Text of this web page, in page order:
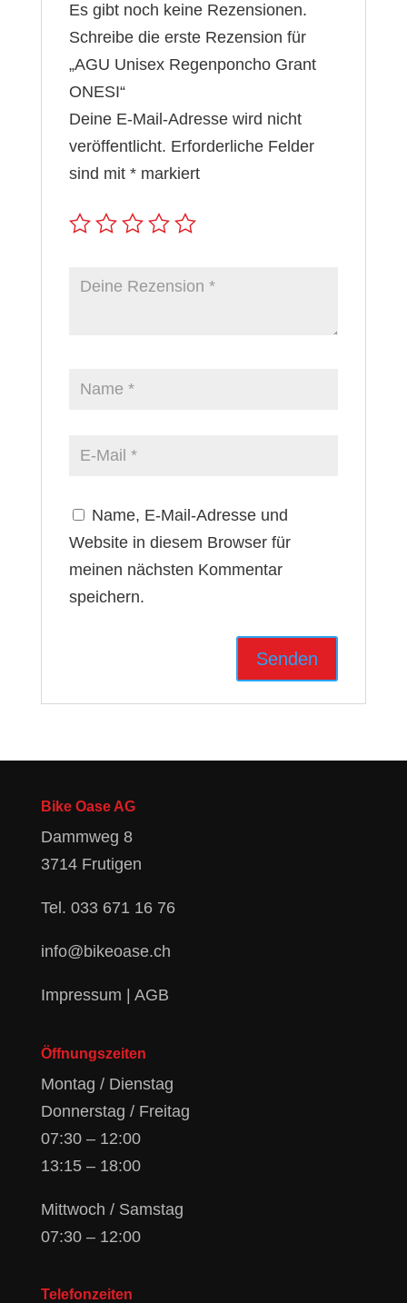
Es gibt noch keine Rezensionen.
Schreibe die erste Rezension für
„AGU Unisex Regenponcho Grant
ONESI“
Deine E-Mail-Adresse wird nicht
veröffentlicht. Erforderliche Felder
sind mit *markiert
Name, E-Mail-Adresse und
Website in diesem Browser für
meinen nächsten Kommentar
speichern.
Bike Oase AG
Dammweg 8
3714 Frutigen
Tel. 033 671 16 76
info@bikeoase.ch
Impressum AGB
Öffnungszeiten
Montag / Dienstag
Donnerstag / Freitag
07:30 – 12:00
13:15 – 18:00
Mittwoch / Samstag
07:30 – 12:00
Telefonzeiten